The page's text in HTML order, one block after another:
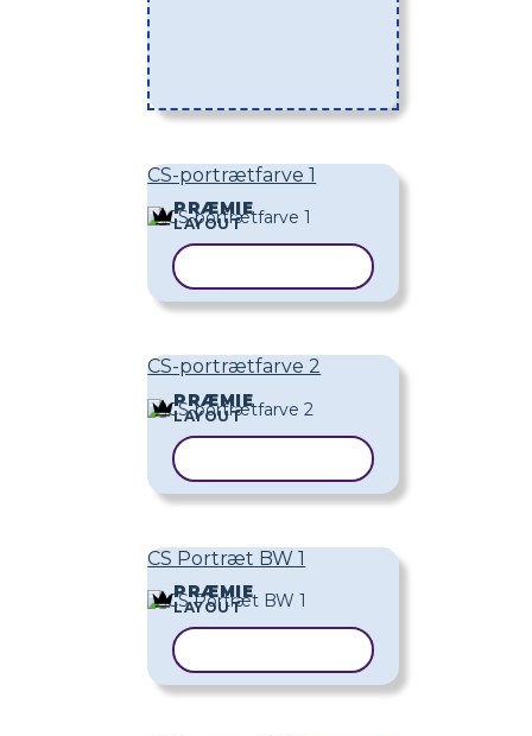
CS-portrætfarve 1
PRÆMIE
LAYOUT
CS-portrætfarve 2
PRÆMIE
LAYOUT
CS Portræt BW 1
PRÆMIE
LAYOUT